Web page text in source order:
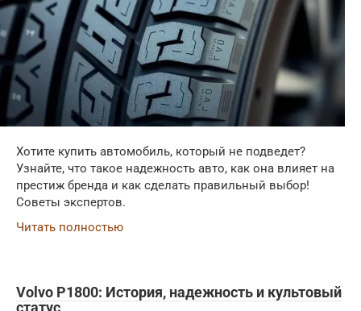
Хотите купить автомобиль, который не подведет?
Узнайте, что такое надежность авто, как она влияет на
престиж бренда и как сделать правильный выбор!
Советы экспертов.
Читать полностью
Volvo P1800: История, надежность и культовый
статус